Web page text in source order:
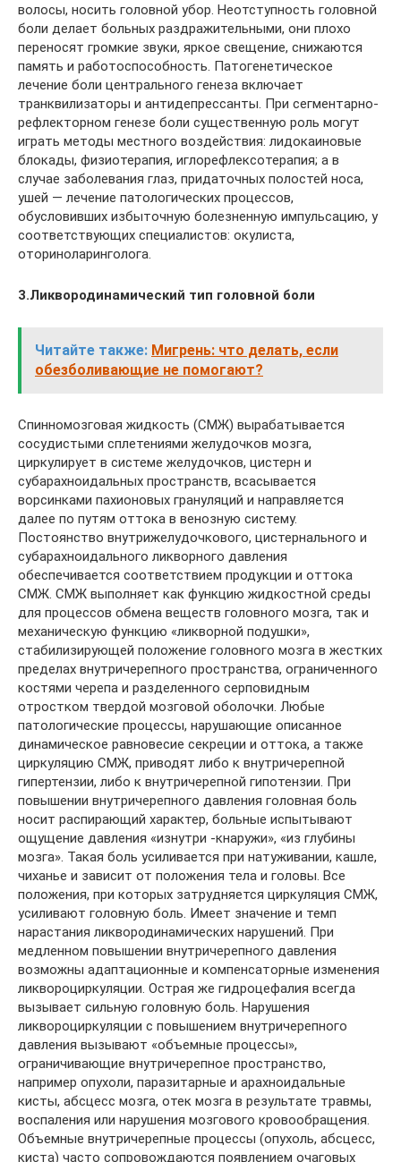
волосы, носить головной убор. Неотступность головной
боли делает больных раздражительными, они плохо
переносят громкие звуки, яркое свещение, снижаются
память и работоспособность. Патогенетическое
лечение боли центрального генеза включает
транквилизаторы и антидепрессанты. При сегментарно-
рефлекторном генезе боли существенную роль могут
играть методы местного воздействия: лидокаиновые
блокады, физиотерапия, иглорефлексотерапия; а в
случае заболевания глаз, придаточных полостей носа,
ушей — лечение патологических процессов,
обусловивших избыточную болезненную импульсацию, у
соответствующих специалистов: окулиста,
оториноларинголога.
3.Ликвородинамический тип головной боли
Читайте также: Мигрень: что делать, если
обезболивающие не помогают?
Спинномозговая жидкость (СМЖ) вырабатывается
сосудистыми сплетениями желудочков мозга,
циркулирует в системе желудочков, цистерн и
субарахноидальных пространств, всасывается
ворсинками пахионовых грануляций и направляется
далее по путям оттока в венозную систему.
Постоянство внутрижелудочкового, цистернального и
субарахноидального ликворного давления
обеспечивается соответствием продукции и оттока
СМЖ. СМЖ выполняет как функцию жидкостной среды
для процессов обмена веществ головного мозга, так и
механическую функцию «ликворной подушки»,
стабилизирующей положение головного мозга в жестких
пределах внутричерепного пространства, ограниченного
костями черепа и разделенного серповидным
отростком твердой мозговой оболочки. Любые
патологические процессы, нарушающие описанное
динамическое равновесие секреции и оттока, а также
циркуляцию СМЖ, приводят либо к внутричерепной
гипертензии, либо к внутричерепной гипотензии. При
повышении внутричерепного давления головная боль
носит распирающий характер, больные испытывают
ощущение давления «изнутри -кнаружи», «из глубины
мозга». Такая боль усиливается при натуживании, кашле,
чиханье и зависит от положения тела и головы. Все
положения, при которых затрудняется циркуляция СМЖ,
усиливают головную боль. Имеет значение и темп
нарастания ликвородинамических нарушений. При
медленном повышении внутричерепного давления
возможны адаптационные и компенсаторные изменения
ликвороциркуляции. Острая же гидроцефалия всегда
вызывает сильную головную боль. Нарушения
ликвороциркуляции с повышением внутричерепного
давления вызывают «объемные процессы»,
ограничивающие внутричерепное пространство,
например опухоли, паразитарные и арахноидальные
кисты, абсцесс мозга, отек мозга в результате травмы,
воспаления или нарушения мозгового кровообращения.
Объемные внутричерепные процессы (опухоль, абсцесс,
киста) часто сопровождаются появлением очаговых